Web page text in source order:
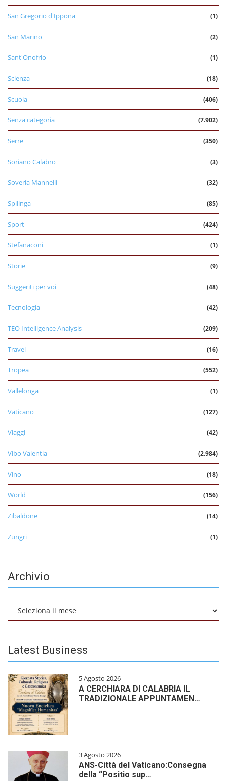
San Gregorio d'Ippona (1)
San Marino (2)
Sant'Onofrio (1)
Scienza (18)
Scuola (406)
Senza categoria (7.902)
Serre (350)
Soriano Calabro (3)
Soveria Mannelli (32)
Spilinga (85)
Sport (424)
Stefanaconi (1)
Storie (9)
Suggeriti per voi (48)
Tecnologia (42)
TEO Intelligence Analysis (209)
Travel (16)
Tropea (552)
Vallelonga (1)
Vaticano (127)
Viaggi (42)
Vibo Valentia (2.984)
Vino (18)
World (156)
Zibaldone (14)
Zungri (1)
Archivio
Archivio
Latest Business
5 Agosto 2026
A CERCHIARA DI CALABRIA IL
TRADIZIONALE APPUNTAMEN…
3 Agosto 2026
ANS-Città del Vaticano:Consegna
della “Positio sup…